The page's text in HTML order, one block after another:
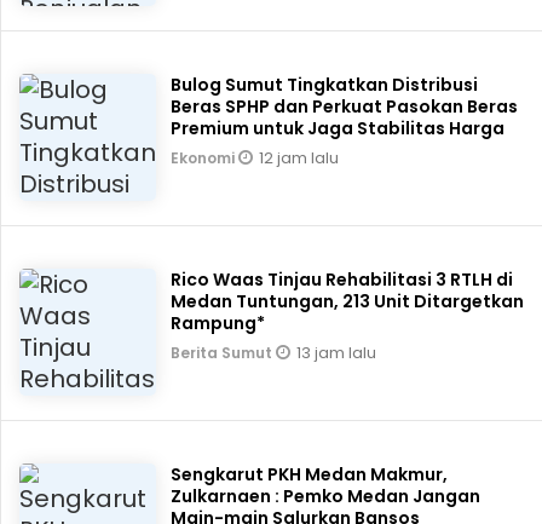
Bulog Sumut Tingkatkan Distribusi
Beras SPHP dan Perkuat Pasokan Beras
Premium untuk Jaga Stabilitas Harga
Ekonomi 12 jam lalu
Rico Waas Tinjau Rehabilitasi 3 RTLH di
Medan Tuntungan, 213 Unit Ditargetkan
Rampung*
Berita Sumut 13 jam lalu
Sengkarut PKH Medan Makmur,
Zulkarnaen : Pemko Medan Jangan
Main-main Salurkan Bansos